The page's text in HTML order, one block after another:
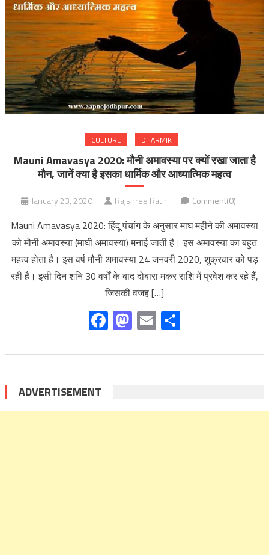
CULTURE DHARMIK
Mauni Amavasya 2020: मौनी अमावस्या पर क्यों रखा जाता है
मौन, जानें क्या है इसका धार्मिक और आध्यात्मिक महत्व
January 23, 2020 Rajshree Rathi Comment(0)
Mauni Amavasya 2020: हिंदू पंचांग के अनुसार माघ महीने की अमावस्या
को मौनी अमावस्या (माघी अमावस्या) मनाई जाती है। इस अमावस्या का बहुत
महत्व होता है। इस वर्ष मौनी अमावस्या 24 जनवरी 2020, शुक्रवार को पड़
रही है। इसी दिन शनि 30 वर्षों के बाद दोबारा मकर राशि में प्रवेश कर रहे हैं,
जिसकी वजह […]
Facebook
Mastodon
Email
ADVERTISEMENT